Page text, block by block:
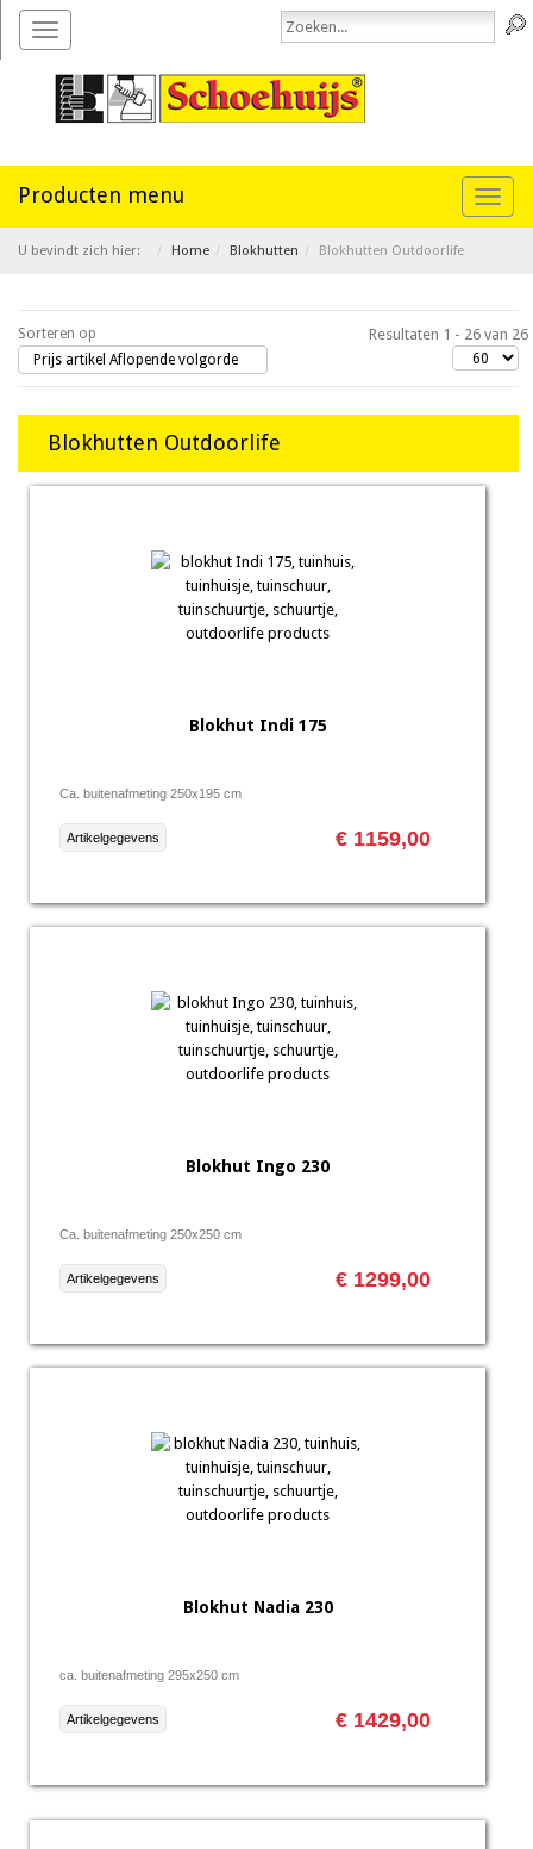
Toggle
navigation
U bevindt zich hier: Home Blokhutten Blokhutten Outdoorlife
Sorteren op
Prijs artikel Aflopende volgorde
Resultaten 1 - 26 van 26
Blokhutten Outdoorlife
Blokhut Indi 175
Ca. buitenafmeting 250x195 cm
€ 1159,00
Artikelgegevens
Blokhut Ingo 230
Ca. buitenafmeting 250x250 cm
€ 1299,00
Artikelgegevens
Blokhut Nadia 230
ca. buitenafmeting 295x250 cm
€ 1429,00
Artikelgegevens